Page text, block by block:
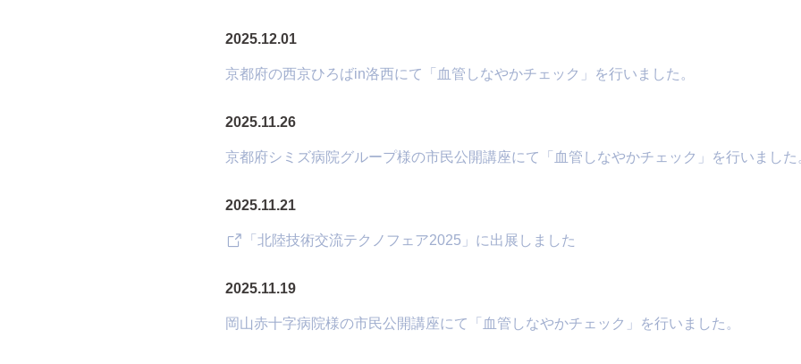
2025.12.01
京都府の西京ひろばin洛西にて「血管しなやかチェック」を行いました。
2025.11.26
京都府シミズ病院グループ様の市民公開講座にて「血管しなやかチェック」を行いました
2025.11.21
「北陸技術交流テクノフェア2025」に出展しました
2025.11.19
岡山赤十字病院様の市民公開講座にて「血管しなやかチェック」を行いました。